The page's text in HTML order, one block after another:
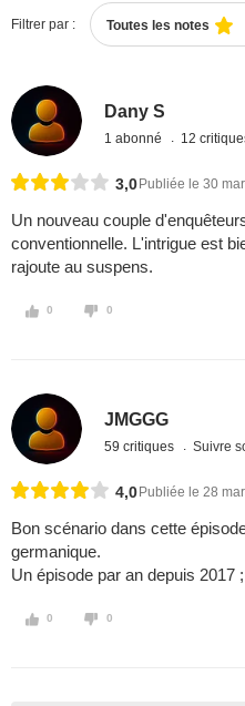
Filtrer par : Toutes les notes
Dany S
1 abonné 12
3,0 Publiée le 30
Un nouveau couple
conventionnelle. L'intrigue est
rajoute au suspens.
0 0
JMGGG
59 critiques Suivre
4,0 Publiée le 28
Bon scénario dans cette
germanique.
Un épisode par an depuis 2017
0 0